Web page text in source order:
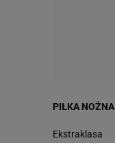
PIŁKA NOŻNA
Ekstraklasa